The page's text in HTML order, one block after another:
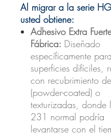
Al migrar a la serie
usted obtiene:
Adhesivo Extra
Fábrica: Diseñado
específicamente para
superficies difíciles,
con recubrimiento
(powder-coated) o
texturizadas, donde
231 normal podría
levantarse con el